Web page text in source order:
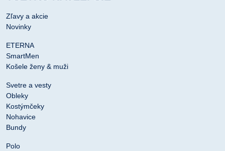
Zľavy a akcie
Novinky
ETERNA
SmartMen
Košele ženy & muži
Svetre a vesty
Obleky
Kostýmčeky
Nohavice
Bundy
Polo